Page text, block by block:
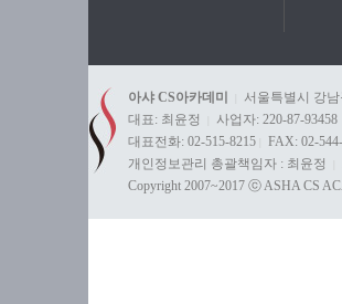
아샤 CS아카데미
서울특별시 강
대표: 최윤정
사업자: 220-87-93458
대표전화: 02-515-8215
FAX: 02-
개인정보관리 총괄책임자 : 최윤정
Copyright 2007~2017 ⓒ ASHA CS